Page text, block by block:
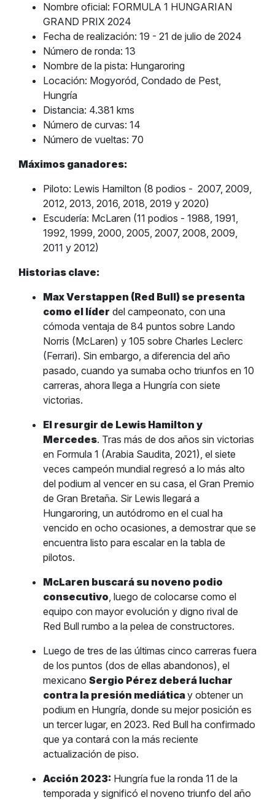
Nombre oficial: FORMULA 1 HUNGARIAN
GRAND PRIX 2024
Fecha de realización: 19 - 21 de julio de 2024
Número de ronda: 13
Nombre de la pista: Hungaroring
Locación: Mogyoród, Condado de Pest,
Hungría
Distancia: 4.381 kms
Número de curvas: 14
Número de vueltas: 70
Máximos ganadores:
Piloto: Lewis Hamilton (8 podios - 2007, 2009,
2012, 2013, 2016, 2018, 2019 y 2020)
Escudería: McLaren (11 podios - 1988, 1991,
1992, 1999, 2000, 2005, 2007, 2008, 2009,
2011 y 2012)
Historias clave:
Max Verstappen (Red Bull) se presenta
como el líder del campeonato, con una
cómoda ventaja de 84 puntos sobre Lando
Norris (McLaren) y 105 sobre Charles Leclerc
(Ferrari). Sin embargo, a diferencia del año
pasado, cuando ya sumaba ocho triunfos en 10
carreras, ahora llega a Hungría con siete
victorias.
El resurgir de Lewis Hamilton y
Mercedes. Tras más de dos años sin victorias
en Formula 1 (Arabia Saudita, 2021), el siete
veces campeón mundial regresó a lo más alto
del podium al vencer en su casa, el Gran Premio
de Gran Bretaña. Sir Lewis llegará a
Hungaroring, un autódromo en el cual ha
vencido en ocho ocasiones, a demostrar que se
encuentra listo para escalar en la tabla de
pilotos.
McLaren buscará su noveno podio
consecutivo, luego de colocarse como el
equipo con mayor evolución y digno rival de
Red Bull rumbo a la pelea de constructores.
Luego de tres de las últimas cinco carreras fuera
de los puntos (dos de ellas abandonos), el
mexicano Sergio Pérez deberá luchar
contra la presión mediáticay obtener un
podium en Hungría, donde su mejor posición es
un tercer lugar, en 2023. Red Bull ha confirmado
que ya contará con la más reciente
actualización de piso.
Acción 2023: Hungría fue la ronda 11 de la
temporada y significó el noveno triunfo del año